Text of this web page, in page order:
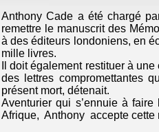
Anthony Cade a été chargé
remettre le manuscrit des
à des éditeurs londoniens, en
mille livres.
Il doit également restituer à
des lettres compromettantes
présent mort, détenait.
Aventurier qui s’ennuie à
Afrique, Anthony accepte cette